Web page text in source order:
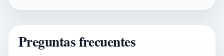
Preguntas frecuentes